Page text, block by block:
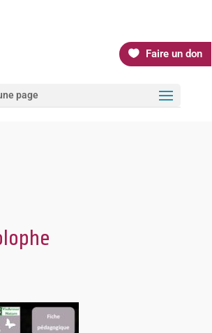
Faire un don
page